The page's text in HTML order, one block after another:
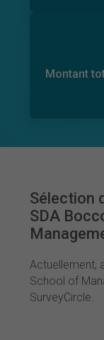
Montant
Sélection
SDA
Actuellement,
School of
SurveyCircle.